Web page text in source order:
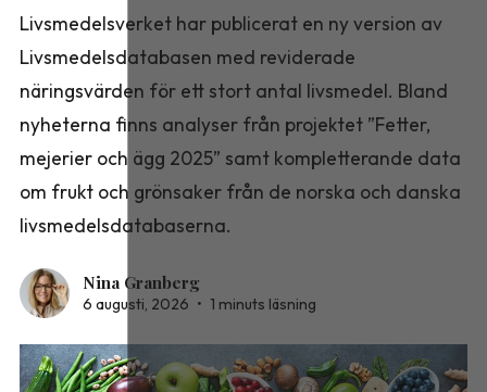
Livsmedelsverket har publicerat en ny version av
Livsmedelsdatabasen med reviderade
näringsvärden för ett stort antal livsmedel. Bland
nyheterna finns analyser från projektet ”Fetter,
mejerier och ägg 2025” samt kompletterande data
om frukt och grönsaker från de norska och danska
livsmedelsdatabaserna.
Nina Granberg
6 augusti, 2026 • 1 minuts läsning